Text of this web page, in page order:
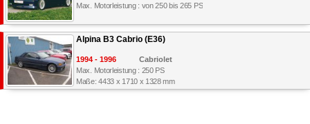
Max. Motorleistung : von 250 bis 265 PS
Alpina B3 Cabrio (E36)
1994 - 1996
Cabriolet
Max. Motorleistung : 250 PS
Maße: 4433 x 1710 x 1328 mm